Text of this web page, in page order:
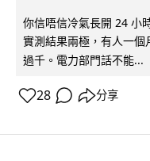
你信唔信冷氣長開 24 小
實測結果兩極，有人一
過千。電力部門話不能...
28 分享